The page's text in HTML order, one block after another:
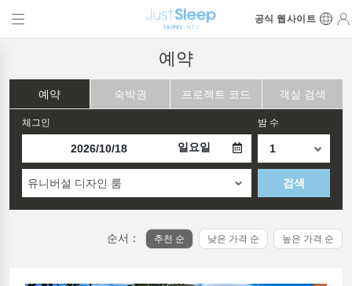
공식 웹사이트
예약
예약 숙박권 프로젝트 코드 객실 검색
체그인
일요일
밤 수
유니버설 디자인 룸 검색
순서： 추천 순 낮은 가격 순 높은 가격 순